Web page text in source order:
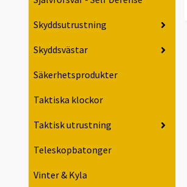
Skyddsutrustning
Skyddsvästar
Säkerhetsprodukter
Taktiska klockor
Taktisk utrustning
Teleskopbatonger
Vinter & Kyla